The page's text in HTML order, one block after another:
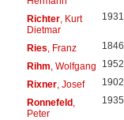
Richter, Kurt
Dietmar
1931
Ries , Franz 1846
Rihm , Wolfgang 1952
Rixner, Josef 1902
Ronnefeld,
Peter
1935